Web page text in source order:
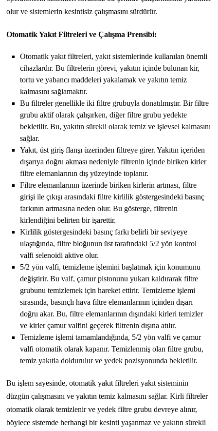
olur ve sistemlerin kesintisiz çalışmasını sürdürür.
Otomatik Yakıt Filtreleri ve Çalışma Prensibi:
Otomatik yakıt filtreleri, yakıt sistemlerinde kullanılan önemli
cihazlardır. Bu filtrelerin görevi, yakıtın içinde bulunan kir,
tortu ve yabancı maddeleri yakalamak ve yakıtın temiz
kalmasını sağlamaktır.
Bu filtreler genellikle iki filtre grubuyla donatılmıştır. Bir filtre
grubu aktif olarak çalışırken, diğer filtre grubu yedekte
bekletilir. Bu, yakıtın sürekli olarak temiz ve işlevsel kalmasını
sağlar.
Yakıt, üst giriş flanşı üzerinden filtreye girer. Yakıtın içeriden
dışarıya doğru akması nedeniyle filtrenin içinde biriken kirler
filtre elemanlarının dış yüzeyinde toplanır.
Filtre elemanlarının üzerinde biriken kirlerin artması, filtre
girişi ile çıkışı arasındaki filtre kirlilik göstergesindeki basınç
farkının artmasına neden olur. Bu gösterge, filtrenin
kirlendiğini belirten bir işarettir.
Kirlilik göstergesindeki basınç farkı belirli bir seviyeye
ulaştığında, filtre bloğunun üst tarafındaki 5/2 yön kontrol
valfi selenoidi aktive olur.
5/2 yön valfi, temizleme işlemini başlatmak için konumunu
değiştirir. Bu valf, çamur pistonunu yukarı kaldırarak filtre
grubunu temizlemek için hareket ettirir. Temizleme işlemi
sırasında, basınçlı hava filtre elemanlarının içinden dışarı
doğru akar. Bu, filtre elemanlarının dışındaki kirleri temizler
ve kirler çamur valfini geçerek filtrenin dışına atılır.
Temizleme işlemi tamamlandığında, 5/2 yön valfi ve çamur
valfi otomatik olarak kapanır. Temizlenmiş olan filtre grubu,
temiz yakıtla doldurulur ve yedek pozisyonunda bekletilir.
Bu işlem sayesinde, otomatik yakıt filtreleri yakıt sisteminin
düzgün çalışmasını ve yakıtın temiz kalmasını sağlar. Kirli filtreler
otomatik olarak temizlenir ve yedek filtre grubu devreye alınır,
böylece sistemde herhangi bir kesinti yaşanmaz ve yakıtın sürekli